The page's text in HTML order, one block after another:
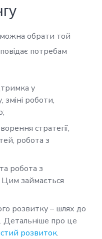
обрати той
потребам
у
роботи,
стратегії,
робота з
робота з
Цим займається
розвитку – шлях до
Детальніше про це
розвиток.